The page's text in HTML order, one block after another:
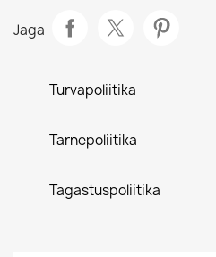
Jaga
Turvapoliitika
Tarnepoliitika
Tagastuspoliitika